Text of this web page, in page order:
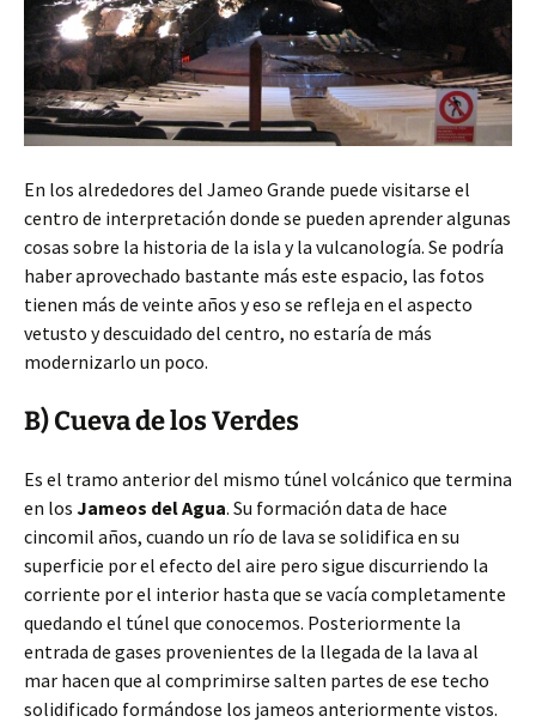
En los alrededores del Jameo Grande puede visitarse el
centro de interpretación donde se pueden aprender algunas
cosas sobre la historia de la isla y la vulcanología. Se podría
haber aprovechado bastante más este espacio, las fotos
tienen más de veinte años y eso se refleja en el aspecto
vetusto y descuidado del centro, no estaría de más
modernizarlo un poco.
B) Cueva de los Verdes
Es el tramo anterior del mismo túnel volcánico que termina
en los Jameos del Agua. Su formación data de hace
cincomil años, cuando un río de lava se solidifica en su
superficie por el efecto del aire pero sigue discurriendo la
corriente por el interior hasta que se vacía completamente
quedando el túnel que conocemos. Posteriormente la
entrada de gases provenientes de la llegada de la lava al
mar hacen que al comprimirse salten partes de ese techo
solidificado formándose los jameos anteriormente vistos.